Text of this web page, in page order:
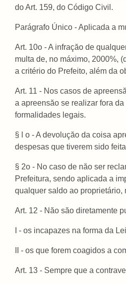
do Art. 159, do Código Civil.
Parágrafo Único - Aplicada a
Art. 10o - A infraçăo de
multa de, no máximo, 2000%,
a critério do Prefeito, além da
Art. 11 - Nos casos de
a apreensăo se realizar fora
formalidades legais.
§ l o - A devoluçăo da coisa
despesas que tiverem sido
§ 2o - No caso de năo ser
Prefeitura, sendo aplicada a
qualquer saldo ao proprietário,
Art. 12 - Năo săo diretamente
I - os incapazes na forma da
II - os que forem coagidos a
Art. 13 - Sempre que a